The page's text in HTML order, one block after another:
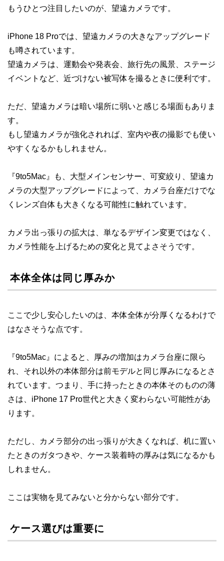
もうひとつ注目したいのが、望遠カメラです。
iPhone 18 Proでは、望遠カメラの大きなアップグレード
も噂されています。
望遠カメラは、運動会や発表会、旅行先の風景、ステージ
イベントなど、近づけない被写体を撮るときに便利です。
ただ、望遠カメラは暗い場所に弱いと感じる場面もありま
す。
もし望遠カメラが強化されれば、室内や夜の撮影でも使い
やすくなるかもしれません。
『9to5Mac』も、大型メインセンサー、可変絞り、望遠カ
メラの大型アップグレードによって、カメラ台座だけでな
くレンズ自体も大きくなる可能性に触れています。
カメラ出っ張りの拡大は、単なるデザイン変更ではなく、
カメラ性能を上げるための変化と見てよさそうです。
本体全体は同じ厚みか
ここで少し安心したいのは、本体全体が分厚くなるわけで
はなさそうな点です。
『9to5Mac』によると、厚みの増加はカメラ台座に限ら
れ、それ以外の本体部分は前モデルと同じ厚みになるとさ
れています。つまり、手に持ったときの本体そのものの薄
さは、iPhone 17 Pro世代と大きく変わらない可能性があ
ります。
ただし、カメラ部分の出っ張りが大きくなれば、机に置い
たときのガタつきや、ケース装着時の厚みは気になるかも
しれません。
ここは実物を見てみないと分からない部分です。
ケース選びは重要に